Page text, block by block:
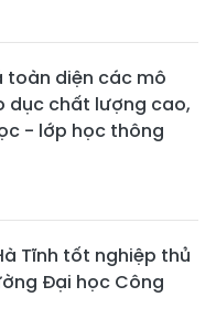
toàn diện các mô
dục chất lượng cao,
- lớp học thông
Tĩnh tốt nghiệp thủ
Đại học Công